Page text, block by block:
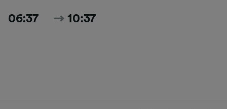
06:37 10:37